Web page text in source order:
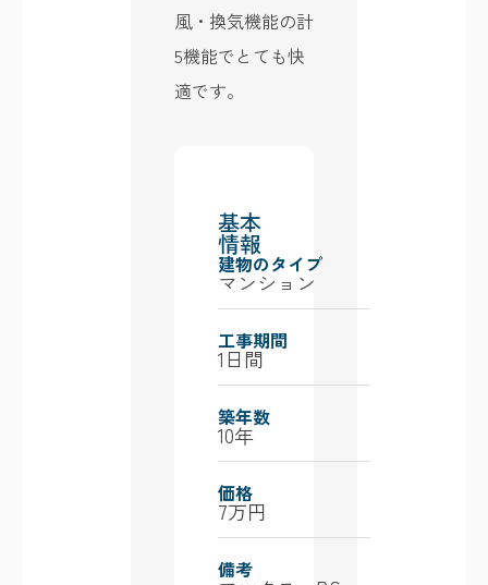
風・換気機能の計
5機能でとても快
適です。
基本
情報
建物のタイプ
マンション
工事期間
1日間
築年数
10年
価格
7万円
備考